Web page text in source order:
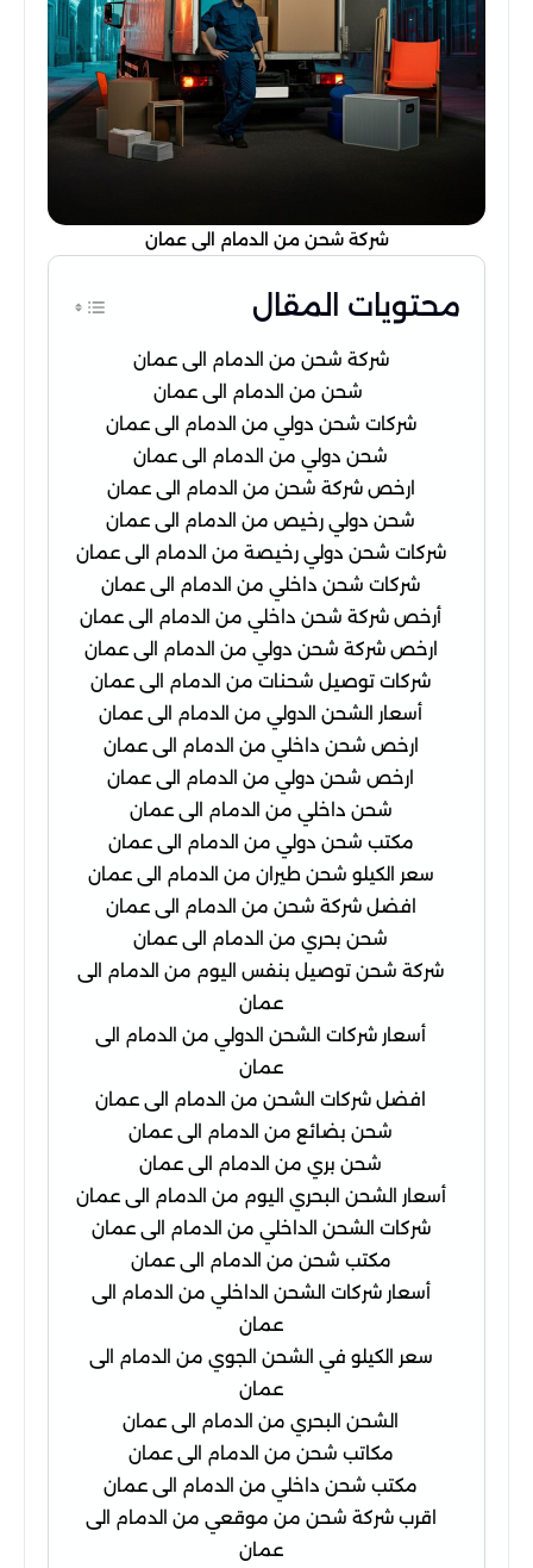
شركة شحن من الدمام الى عمان
محتويات المقال
شركة شحن من الدمام الى عمان
شحن من الدمام الى عمان
شركات شحن دولي من الدمام الى عمان
شحن دولي من الدمام الى عمان
ارخص شركة شحن من الدمام الى عمان
شحن دولي رخيص من الدمام الى عمان
شركات شحن دولي رخيصة من الدمام الى عمان
شركات شحن داخلي من الدمام الى عمان
أرخص شركة شحن داخلي من الدمام الى عمان
ارخص شركة شحن دولي من الدمام الى عمان
شركات توصيل شحنات من الدمام الى عمان
أسعار الشحن الدولي من الدمام الى عمان
ارخص شحن داخلي من الدمام الى عمان
ارخص شحن دولي من الدمام الى عمان
شحن داخلي من الدمام الى عمان
مكتب شحن دولي من الدمام الى عمان
سعر الكيلو شحن طيران من الدمام الى عمان
افضل شركة شحن من الدمام الى عمان
شحن بحري من الدمام الى عمان
شركة شحن توصيل بنفس اليوم من الدمام الى
عمان
أسعار شركات الشحن الدولي من الدمام الى
عمان
افضل شركات الشحن من الدمام الى عمان
شحن بضائع من الدمام الى عمان
شحن بري من الدمام الى عمان
أسعار الشحن البحري اليوم من الدمام الى عمان
شركات الشحن الداخلي من الدمام الى عمان
مكتب شحن من الدمام الى عمان
أسعار شركات الشحن الداخلي من الدمام الى
عمان
سعر الكيلو في الشحن الجوي من الدمام الى
عمان
الشحن البحري من الدمام الى عمان
مكاتب شحن من الدمام الى عمان
مكتب شحن داخلي من الدمام الى عمان
اقرب شركة شحن من موقعي من الدمام الى
عمان